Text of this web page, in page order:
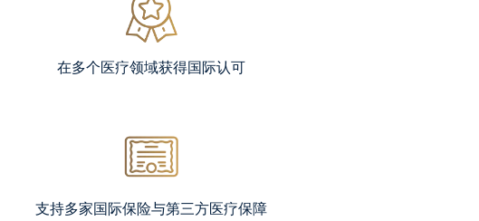
在多个医疗领域获得国际认可
支持多家国际保险与第三方医疗保障